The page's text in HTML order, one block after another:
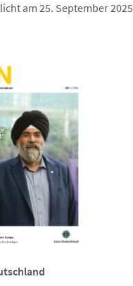
am 25. September 2025